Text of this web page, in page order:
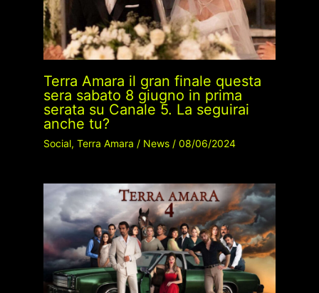
Terra Amara il gran finale questa
sera sabato 8 giugno in prima
serata su Canale 5. La seguirai
anche tu?
Social, Terra Amara / News/ 08/06/2024